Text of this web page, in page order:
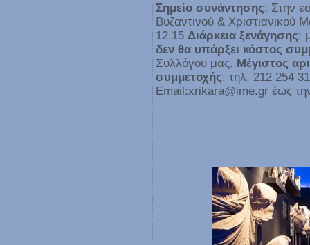
Σημείο συνάντησης: Στην
Βυζαντινού & Χριστιανικού
12.15 Διάρκεια ξενάγησης:
δεν θα υπάρξει κόστος
Συλλόγου μας. Μέγιστος
συμμετοχής: τηλ. 212 254
Εmail:xrikara@ime.gr έως